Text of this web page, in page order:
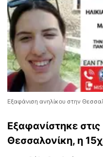
Εξαφάνιση ανηλίκου στην
Εξαφανίστηκε
Θεσσαλονίκη, η